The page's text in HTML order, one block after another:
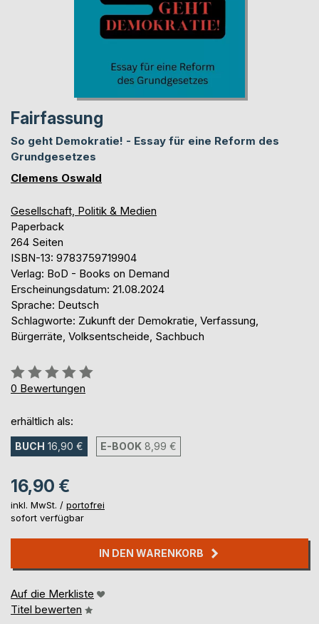
Fairfassung
So geht Demokratie! - Essay für eine Reform des
Grundgesetzes
Clemens Oswald
Gesellschaft, Politik & Medien
Paperback
264 Seiten
ISBN-13: 9783759719904
Verlag: BoD - Books on Demand
Erscheinungsdatum: 21.08.2024
Sprache: Deutsch
Schlagworte: Zukunft der Demokratie, Verfassung,
Bürgerräte, Volksentscheide, Sachbuch
Bewertung::
0%
0 Bewertungen
erhältlich als:
BUCH 16,90 € E-BOOK 8,99 €
16,90 €
inkl. MwSt. / portofrei
sofort verfügbar
IN DEN WARENKORB
Auf die Merkliste
Titel bewerten